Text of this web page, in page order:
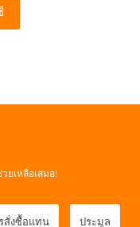
ยเหลือเสมอ!
สั่งซื้อแทน ประมูล